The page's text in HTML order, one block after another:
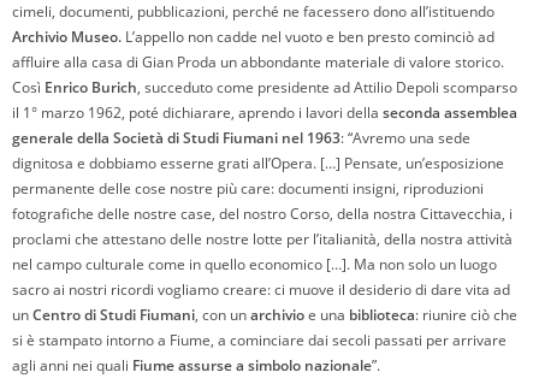
cimeli, documenti, pubblicazioni, perché ne facessero dono all’istituendo
Archivio Museo. L’appello non cadde nel vuoto e ben presto cominciò ad
affluire alla casa di Gian Proda un abbondante materiale di valore storico.
Così Enrico Burich, succeduto come presidente ad Attilio Depoli scomparso
il 1° marzo 1962, poté dichiarare, aprendo i lavori della seconda assemblea
generale della Società di Studi Fiumani nel 1963: “Avremo una sede
dignitosa e dobbiamo esserne grati all’Opera. […] Pensate, un’esposizione
permanente delle cose nostre più care: documenti insigni, riproduzioni
fotografiche delle nostre case, del nostro Corso, della nostra Cittavecchia, i
proclami che attestano delle nostre lotte per l’italianità, della nostra attività
nel campo culturale come in quello economico […]. Ma non solo un luogo
sacro ai nostri ricordi vogliamo creare: ci muove il desiderio di dare vita ad
unCentro di Studi Fiumani, con unarchivioe una biblioteca: riunire ciò che
si è stampato intorno a Fiume, a cominciare dai secoli passati per arrivare
agli anni nei quali Fiume assurse a simbolo nazionale”.